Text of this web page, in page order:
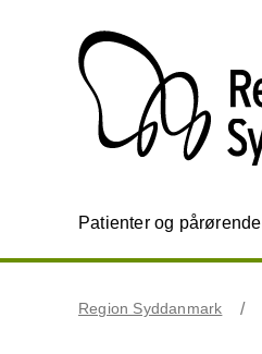
Patienter og pårørende
Region Syddanmark